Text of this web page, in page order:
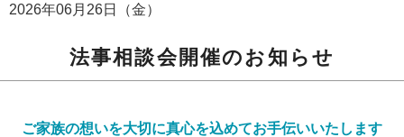
2026年06月26日（金）
法事相談会開催のお知らせ
ご家族の想いを大切に真心を込めてお手伝いいたします